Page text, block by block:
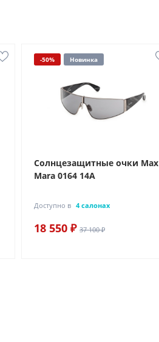
-50% Новинка
Солнцезащитные очки Max
Mara 0164 14A
Доступно в 4 салонах
18 550 ₽ 37 100 ₽